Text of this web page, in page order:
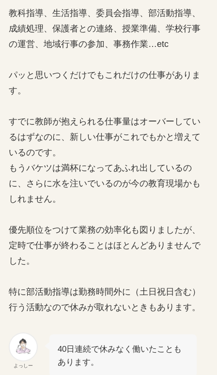
教科指導、生活指導、委員会指導、部活動指導、
成績処理、保護者との連絡、授業準備、学校行事
の運営、地域行事の参加、事務作業…etc
パッと思いつくだけでもこれだけの仕事がありま
す。
すでに教師が抱えられる仕事量はオーバーしてい
るはずなのに、新しい仕事がこれでもかと増えて
いるのです。
もうバケツは満杯になってあふれ出しているの
に、さらに水を注いでいるのが今の教育現場かも
しれません。
優先順位をつけて業務の効率化も図りましたが、
定時で仕事が終わることはほとんどありませんで
した。
特に部活動指導は勤務時間外に（土日祝日含む）
行う活動なので休みが取れないときもあります。
よっしー
40日連続で休みなく働いたことも
あります。